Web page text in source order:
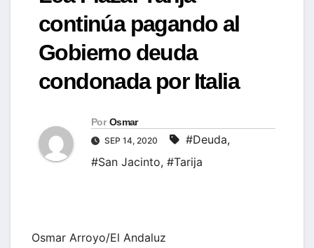
continúa pagando al
Gobierno deuda
condonada por Italia
Por Osmar
SEP 14, 2020 #Deuda,
#San Jacinto, #Tarija
Osmar Arroyo/El Andaluz